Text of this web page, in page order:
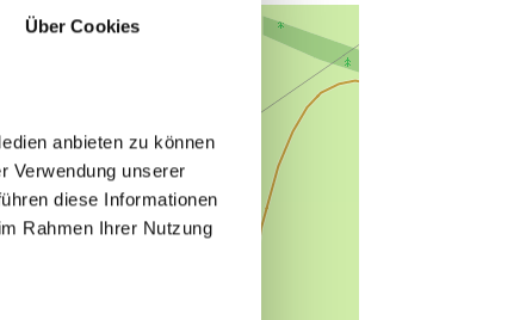
Über Cookies
anbieten zu können
Verwendung unserer
diese Informationen
Rahmen Ihrer Nutzung